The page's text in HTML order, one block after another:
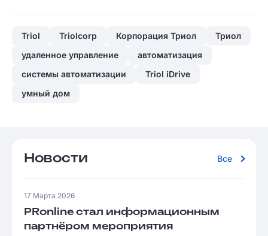
Triol Triolcorp Корпорация Триол
Триол
удаленное управление
автоматизация
системы автоматизации
Triol iDrive
умный дом
Новости Все
17 Марта 2026
PRonline стал информационным
партнёром мероприятия